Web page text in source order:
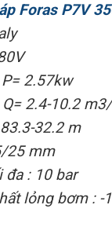
Foras P7V
2.57kw
2.4-10.2
32.2 m
25 mm
đa : 10 bar
lỏng bơm : -